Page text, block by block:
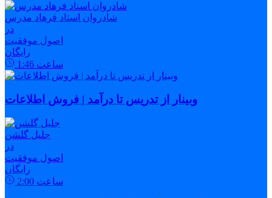
شادروان استاد فرهاد مدرس
در
اصول موفقیت
رایگان
1:46 ساعت
وبینار از تدریس تا درآمد | فروش اطلاعات
جلیل گلشن
در
اصول موفقیت
رایگان
2:00 ساعت